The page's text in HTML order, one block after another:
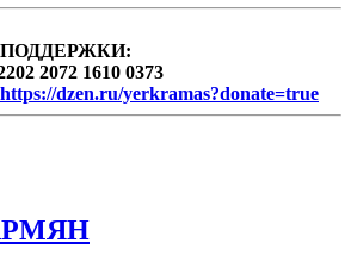
2072 1610 0373
https://dzen.ru/yerkramas?donate=true